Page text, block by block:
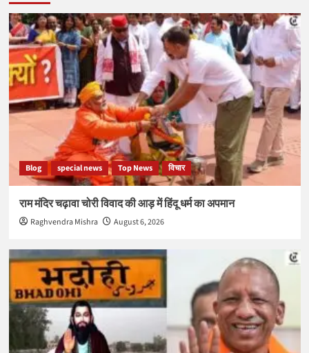
Blog special news Top News विचार
राम मंदिर चढ़ावा चोरी विवाद की आड़ में हिंदू धर्म का अपमान
Raghvendra Mishra August 6, 2026